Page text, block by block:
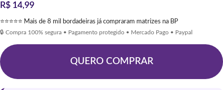
R$ 14,99
⭐⭐⭐⭐⭐ Mais de 8 mil bordadeiras já compraram matrizes na BP
🔒 Compra 100% segura • Pagamento protegido • Mercado Pago • Paypal
QUERO COMPRAR